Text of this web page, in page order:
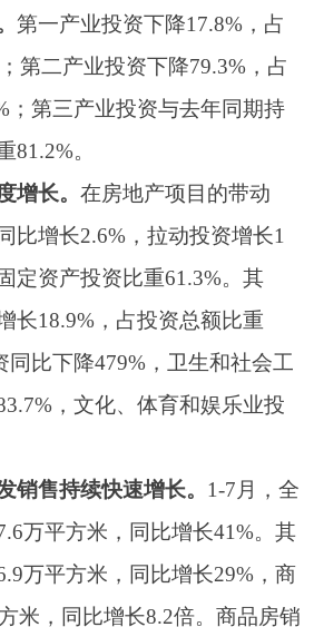
产投资比重61.3%。其
18.9%
，占投资总额比重
，文化、体育和娱乐业投
持续快速增长。1-7月，全
平方米，同比增长41%。其
平方米，同比增长 29%
。其中，住宅销售额3.6亿
铺销售额5566万元，同比